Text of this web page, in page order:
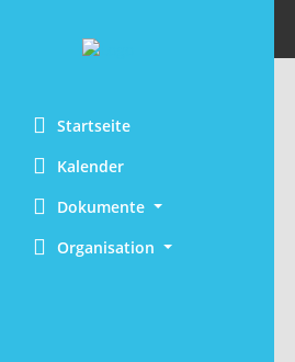
Startseite
Kalender
Dokumente
Organisation